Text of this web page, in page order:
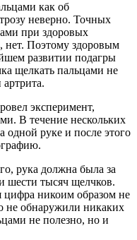
как об
неверно. Точных
при здоровых
нет. Поэтому здоровым
развитии подагры
щелкать пальцами не
эксперимент,
В течение нескольких
одной руке и после этого
рука должна была за
шести тысяч щелчков.
цифра никоим образом не
не обнаружили никаких
не полезно, но и